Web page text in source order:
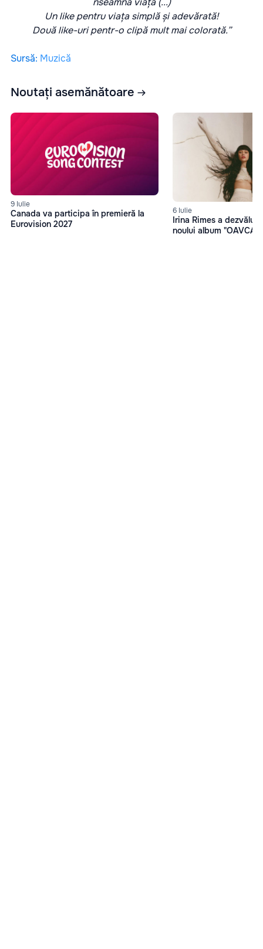
Un like pentru viața simplă și adevărată!
Două like-uri pentr-o clipă mult mai colorată.”
Sursă: Muzică
Noutați asemănătoare
9 Iulie
Canada va participa în premieră la
Eurovision 2027
6 Iulie
Irina Rimes a
noului album